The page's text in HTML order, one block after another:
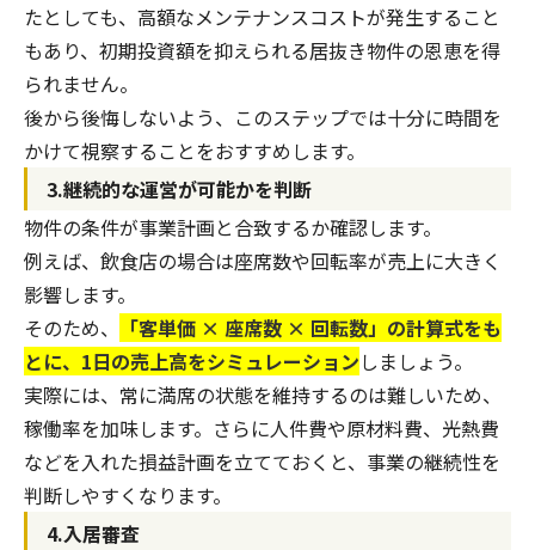
たとしても、高額なメンテナンスコストが発生すること
もあり、初期投資額を抑えられる居抜き物件の恩恵を得
られません。
後から後悔しないよう、このステップでは十分に時間を
かけて視察することをおすすめします。
3.継続的な運営が可能かを判断
物件の条件が事業計画と合致するか確認します。
例えば、飲食店の場合は座席数や回転率が売上に大きく
影響します。
そのため、
「客単価 × 座席数 × 回転数」の計算式をも
とに、1日の売上高をシミュレーションしましょう。
実際には、常に満席の状態を維持するのは難しいため、
稼働率を加味します。さらに人件費や原材料費、光熱費
などを入れた損益計画を立てておくと、事業の継続性を
判断しやすくなります。
4.入居審査